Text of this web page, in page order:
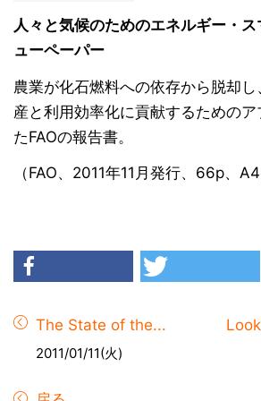
人々と気候のためのエネルギー・
ューペーパー
農業が化石燃料への依存から脱却
産と利用効率化に貢献するための
たFAOの報告書。
（FAO、2011年11月発行、66p、A4
The State of the...
2011/01/11(火)